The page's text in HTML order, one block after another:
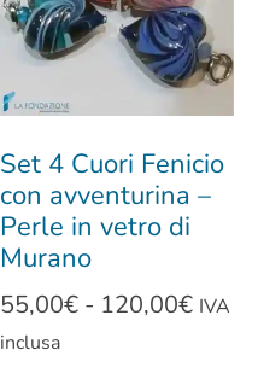
Set 4 Cuori Fenicio
con avventurina –
Perle in vetro di
Murano
55,00€ - 120,00€ IVA
inclusa